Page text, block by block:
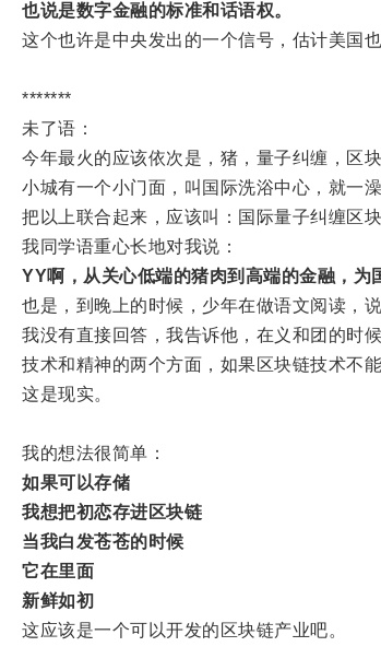
也说是数字金融的标准和话语权。
这个也许是中央发出的一个信号，估计美国也
*******
未了语：
今年最火的应该依次是，猪，量子纠缠，区
小城有一个小门面，叫国际洗浴中心，就一澡
把以上联合起来，应该叫：国际量子纠缠区
我同学语重心长地对我说：
YY啊，从关心低端的猪肉到高端的金融，为
也是，到晚上的时候，少年在做语文阅读，
我没有直接回答，我告诉他，在义和团的时
技术和精神的两个方面，如果区块链技术不
这是现实。
我的想法很简单：
如果可以存储
我想把初恋存进区块链
当我白发苍苍的时候
它在里面
新鲜如初
这应该是一个可以开发的区块链产业吧。